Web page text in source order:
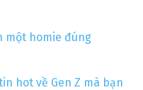
một homie đúng
hot về Gen Z mà bạn